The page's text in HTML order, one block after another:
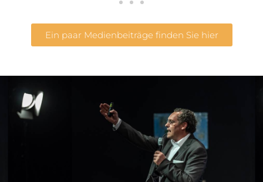
Ein paar Medienbeiträge finden Sie hier